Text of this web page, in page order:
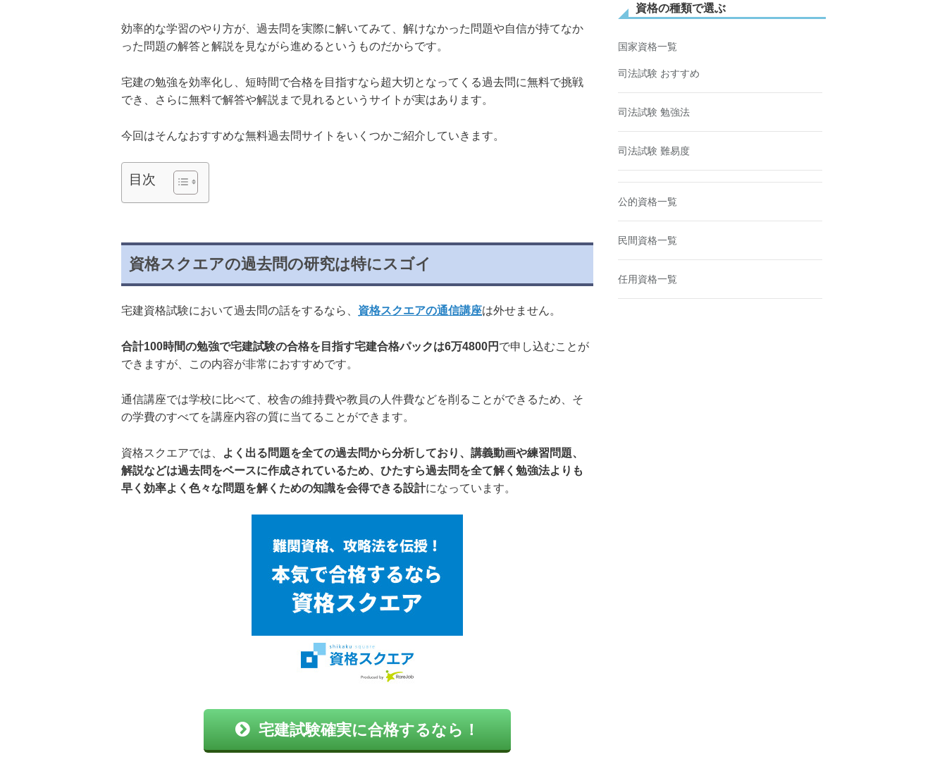
効率的な学習のやり方が、過去問を実際に解いてみて、解けなかった問題や自信が持てなか
った問題の解答と解説を見ながら進めるというものだからです。
宅建の勉強を効率化し、短時間で合格を目指すなら超大切となってくる過去問に無料で挑戦
でき、さらに無料で解答や解説まで見れるというサイトが実はあります。
今回はそんなおすすめな無料過去問サイトをいくつかご紹介していきます。
目次
資格スクエアの過去問の研究は特にスゴイ
宅建資格試験において過去問の話をするなら、 資格スクエアの通信講座は外せません。
合計100時間の勉強で宅建試験の合格を目指す宅建合格パックは6万4800円 で申し込むことが
できますが、この内容が非常におすすめです。
通信講座では学校に比べて、校舎の維持費や教員の人件費などを削ることができるため、そ
の学費のすべてを講座内容の質に当てることができます。
資格スクエアでは、
よく出る問題を全ての過去問から分析しており、講義動画や練習問題、
解説などは過去問をベースに作成されているため、ひたすら過去問を全て解く勉強法よりも
早く効率よく色々な問題を解くための知識を会得できる設計になっています。
宅建試験確実に合格するなら！
資格の種類で選ぶ
国家資格一覧
司法試験 おすすめ
司法試験 勉強法
司法試験 難易度
公的資格一覧
民間資格一覧
任用資格一覧